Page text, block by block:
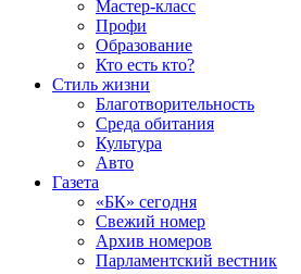
Мастер-класс
Профи
Образование
Кто есть кто?
Стиль жизни
Благотворительность
Среда обитания
Культура
Авто
Газета
«БК» сегодня
Свежий номер
Архив номеров
Парламентский вестник